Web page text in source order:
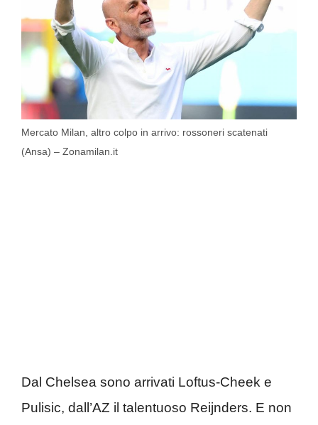
Mercato Milan, altro colpo in arrivo: rossoneri scatenati
(Ansa) – Zonamilan.it
Dal Chelsea sono arrivati Loftus-Cheek e
Pulisic, dall’AZ il talentuoso Reijnders. E non